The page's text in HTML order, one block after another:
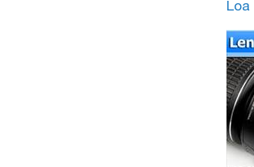
Loa